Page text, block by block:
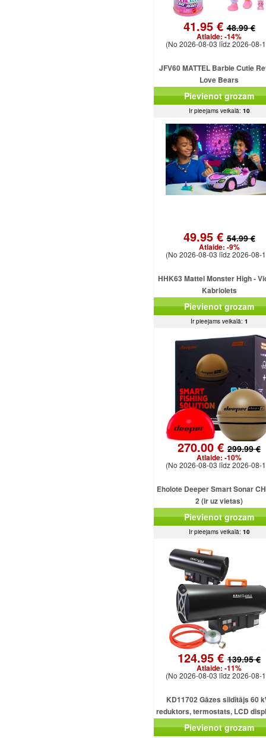
41.95 €48.99 €
Atlaide: -14%
(No 2026-08-03 līdz 2026-08-
JFV60 MATTEL Barbie Cutie
Love Bears
Pievienot grozam
Ir pieejams veikalā: 10
49.95 €54.99 €
Atlaide: -9%
(No 2026-08-03 līdz 2026-08-
HHK63 Mattel Monster High -
Kabriolets
Pievienot grozam
Ir pieejams veikalā: 1
270.00 € 299.99 €
Atlaide: -10%
(No 2026-08-03 līdz 2026-08-
Eholote Deeper Smart Sonar
2 (ir uz vietas)
Pievienot grozam
Ir pieejams veikalā: 10
124.95 € 139.95 €
Atlaide: -11%
(No 2026-08-03 līdz 2026-08-
KD11702 Gāzes sildītājs 60
reduktors, termostats, LCD
gāzes šļūtene, ventilators
Pievienot grozam